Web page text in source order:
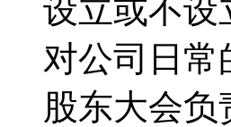
设立或不设
对公司日
股东大会